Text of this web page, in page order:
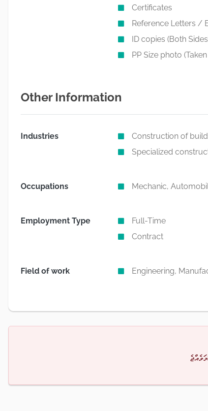
Certificates
Reference Letters /
ID copies (Both
PP Size photo
Other Information
Industries
Construction of
Specialized
Occupations Mechanic,
Employment Type
Full-Time
Contract
Field of work Engineering,